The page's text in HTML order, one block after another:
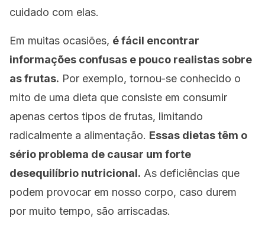
cuidado com elas.
Em muitas ocasiões, é fácil encontrar
informações confusas e pouco realistas sobre
as frutas. Por exemplo, tornou-se conhecido o
mito de uma dieta que consiste em consumir
apenas certos tipos de frutas, limitando
radicalmente a alimentação. Essas dietas têm o
sério problema de causar um forte
desequilíbrio nutricional. As deficiências que
podem provocar em nosso corpo, caso durem
por muito tempo, são arriscadas.